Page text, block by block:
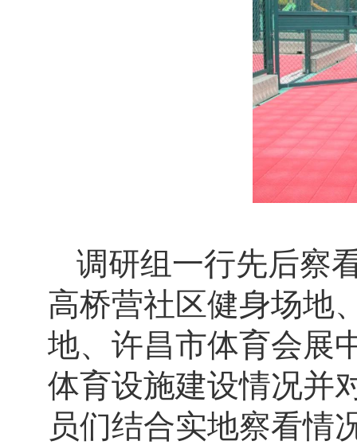
调研组一行先后察
高桥营社区健身场地
地、许昌市体育会展
体育设施建设情况并
员们结合实地察看情